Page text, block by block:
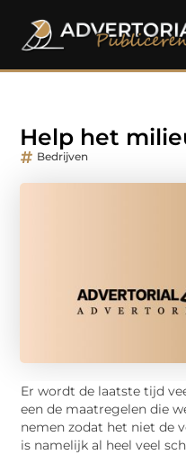
Help het
Bedrijven
Er wordt de laatste tijd
een de maatregelen die
nemen zodat het niet de
is namelijk al heel veel